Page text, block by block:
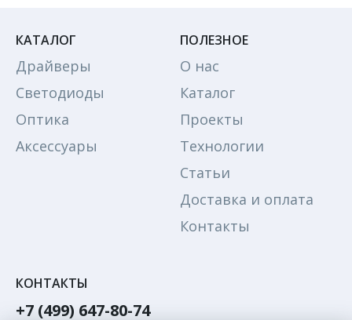
КАТАЛОГ
Драйверы
Светодиоды
Оптика
Аксессуары
ПОЛЕЗНОЕ
О нас
Каталог
Проекты
Технологии
Статьи
Доставка и оплата
Контакты
КОНТАКТЫ
+7 (499) 647-80-74